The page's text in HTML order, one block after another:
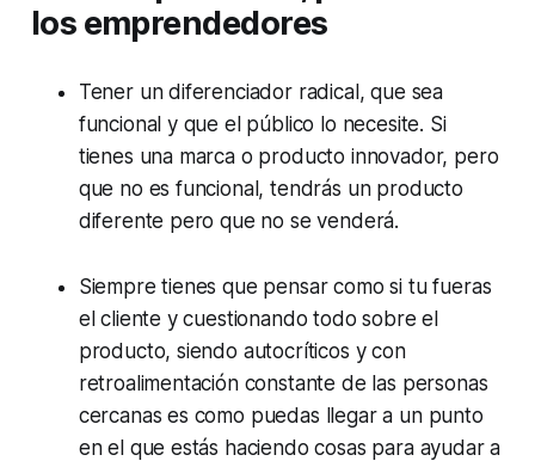
los emprendedores
Tener un diferenciador radical, que sea
funcional y que el público lo necesite. Si
tienes una marca o producto innovador, pero
que no es funcional, tendrás un producto
diferente pero que no se venderá.
Siempre tienes que pensar como si tu fueras
el cliente y cuestionando todo sobre el
producto, siendo autocríticos y con
retroalimentación constante de las personas
cercanas es como puedas llegar a un punto
en el que estás haciendo cosas para ayudar a